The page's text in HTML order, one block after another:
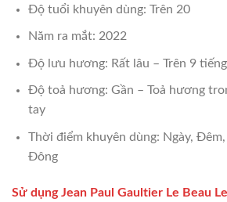
Độ tuổi khuyên dùng: Trên 20
Năm ra mắt: 2022
Độ lưu hương: Rất lâu – Trên 9 tiếng
Độ toả hương: Gần – Toả hương
tay
Thời điểm khuyên dùng: Ngày, Đêm,
Đông
Sử dụng Jean Paul Gaultier Le Beau